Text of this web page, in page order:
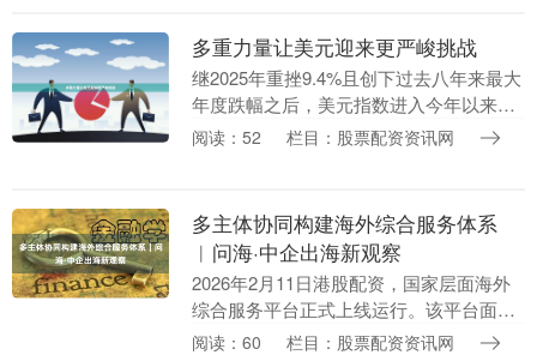
桶，....
多重力量让美元迎来更严峻挑战
继2025年重挫9.4%且创下过去八年来最大
年度跌幅之后，美元指数进入今年以来依
然表现疲弱，包括摩根大通在内的华尔街
阅读：52 栏目：股票配资资讯网
多主体协同构建海外综合服务体系
︱问海·中企出海新观察
2026年2月11日港股配资，国家层面海外
综合服务平台正式上线运行。该平台面向
5.2万家境外企业及数十万家外贸主体提供
阅读：60 栏目：股票配资资讯网